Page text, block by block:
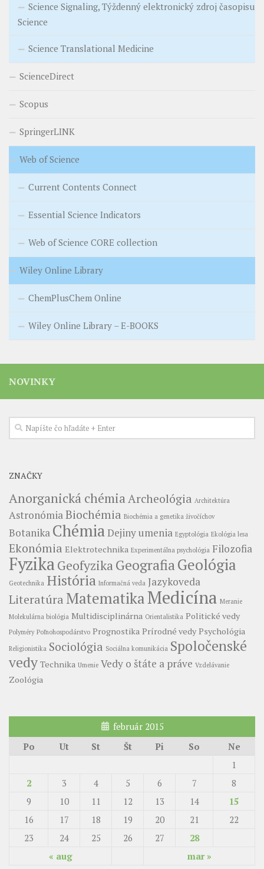
Science Signaling, Týždenný elektronický zdroj časopisu
Science
Science Translational Medicine
ScienceDirect
Scopus
SpringerLINK
Web of Science
Current Contents Connect
Essential Science Indicators
Web of Science CORE collection
Wiley Online Library
ChemPlusChem Online
Wiley Online Library – E-BOOKS
NOVINKY
ZNAČKY
Anorganická chémiaArcheológia Architektúra
AstronómiaBiochémia Biochémia a genetika živočíchov
Botanika ChémiaDejiny umenia Egyptológia Ekológia lesa
Ekonómia Elektrotechnika Experimentálna psychológia Filozofia
FyzikaGeofyzikaGeografiaGeológia
Geotechnika História Informačná veda Jazykoveda
LiteratúraMatematikaMedicína Meranie
Molekulárna biológia Multidisciplinárna Orientalistika Politické vedy
Polyméry Poľnohospodárstvo Prognostika Prírodné vedy Psychológia
Religionistika Sociológia Sociálna komunikácia Spoločenské
vedy Technika Umenie Vedy o štáte a práve Vzdelávanie
Zoológia
február 2015
Po
Ut St Št Pi So Ne
« aug mar »
1
2
3 4 5 6 7
8
9
10 11 12 13 14
15
16
17 18 19 20 21
22
23
24 25 26 27 28